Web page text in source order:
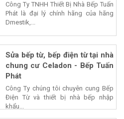
Công Ty TNHH Thiết Bị Nhà Bếp Tuấn
Phát là đại lý chính hãng của hãng
Dmestik,...
Sửa bếp từ, bếp điện từ tại nhà
chung cư Celadon - Bếp Tuấn
Phát
Công Ty chúng tôi chuyên cung Bếp
Điện Từ và thiết bị nhà bếp nhập
khẩu...